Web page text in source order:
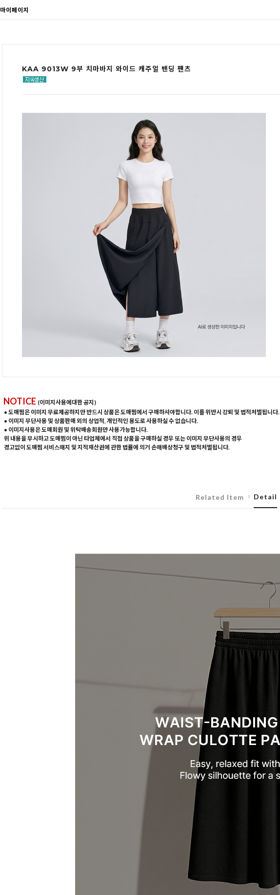
마이페이지
KAA 9013W 9부 치마바지 와이드 캐주얼 밴딩 팬츠
NOTICE (이미지사용에대한 공지)
• 도매찜은 이미지 무료제공하지만 반드시 상품은 도매찜에서 구매하셔야합니다. 이를 위반시 강퇴 및 법적처벌됩니다.
• 이미지 무단사용 및 상품판매 외의 상업적, 개인적인 용도로 사용하실 수 없습니다.
• 이미지사용은 도매회원 및 위탁배송회원만 사용가능합니다.
위 내용을 무시하고 도매찜이 아닌 타업체에서 직접 상품을 구매하실 경우 또는 이미지 무단사용의 경우
경고없이 도매찜 서비스해지 및 지적재산권에 관한 법률에 의거 손해배상청구 및 법적처벌됩니다.
Related Item Detail